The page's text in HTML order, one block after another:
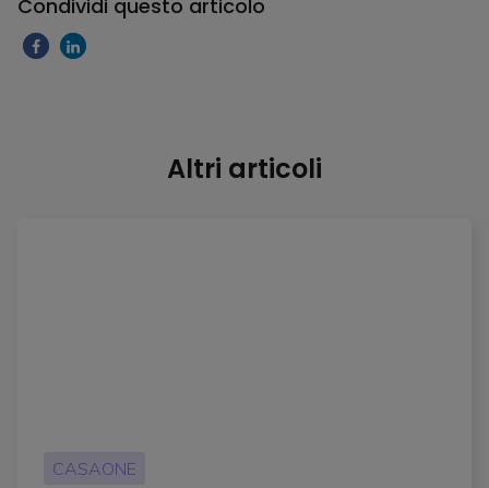
Condividi questo articolo
Altri articoli
CASAONE